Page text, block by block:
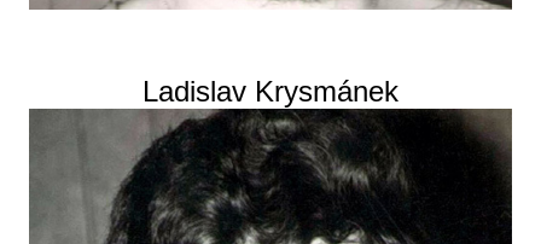
Ladislav Krysmánek